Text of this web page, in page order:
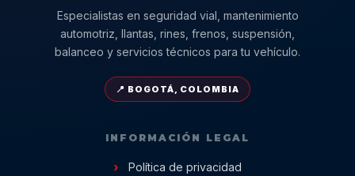
Especialistas en seguridad vial, mantenimiento
automotriz, llantas, rines, frenos, suspensión,
balanceo y servicios técnicos para tu vehículo.
📍 BOGOTÁ, COLOMBIA
INFORMACIÓN LEGAL
Política de privacidad